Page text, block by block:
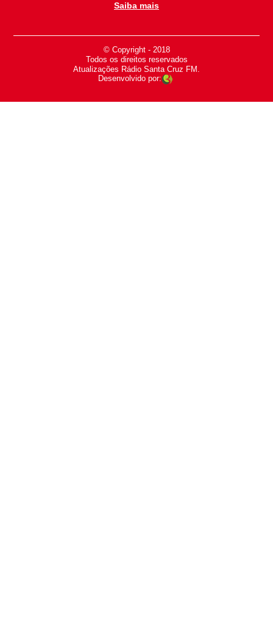
Saiba mais
© Copyright - 2018
-
Todos os direitos reservados
-
Atualizações Rádio Santa Cruz FM.
Desenvolvido por: